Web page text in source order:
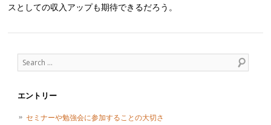
スとしての収入アップも期待できるだろう。
Search
エントリー
セミナーや勉強会に参加することの大切さ